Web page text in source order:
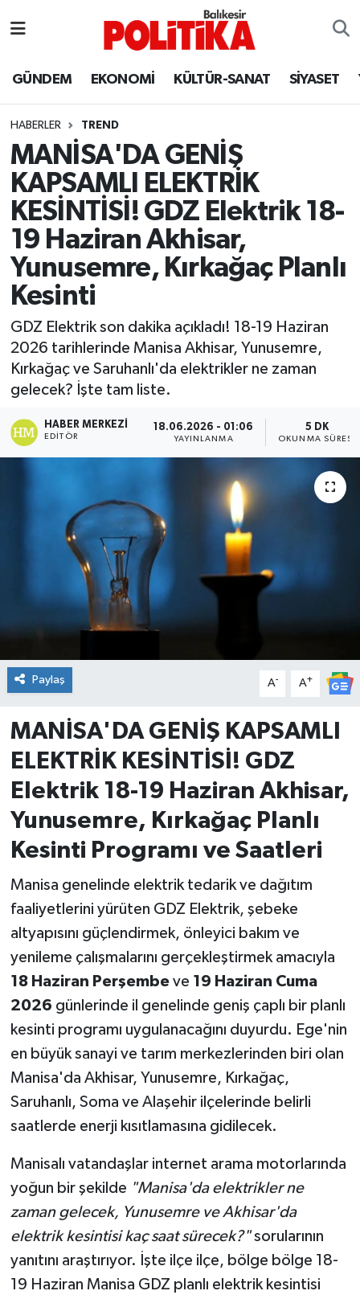
GÜNDEM EKONOMİ KÜLTÜR-SANAT SİYASET
HABERLER TREND
MANİSA'DA GENİŞ
KAPSAMLI ELEKTRİK
KESİNTİSİ! GDZ Elektrik 18-
19 Haziran Akhisar,
Yunusemre, Kırkağaç Planlı
Kesinti
GDZ Elektrik son dakika açıkladı! 18-19 Haziran
2026 tarihlerinde Manisa Akhisar, Yunusemre,
Kırkağaç ve Saruhanlı'da elektrikler ne zaman
gelecek? İşte tam liste.
HABER MERKEZI
EDITÖR
18.06.2026 - 01:06
YAYINLANMA
5 DK
OKUNMA SÜRESI
Paylaş A- A+
MANİSA'DA GENİŞ KAPSAMLI
ELEKTRİK KESİNTİSİ! GDZ
Elektrik 18-19 Haziran Akhisar,
Yunusemre, Kırkağaç Planlı
Kesinti Programı ve Saatleri
Manisa genelinde elektrik tedarik ve dağıtım
faaliyetlerini yürüten GDZ Elektrik, şebeke
altyapısını güçlendirmek, önleyici bakım ve
yenileme çalışmalarını gerçekleştirmek amacıyla
18 Haziran Perşembeve 19 Haziran Cuma
2026 günlerinde il genelinde geniş çaplı bir planlı
kesinti programı uygulanacağını duyurdu. Ege'nin
en büyük sanayi ve tarım merkezlerinden biri olan
Manisa'da Akhisar, Yunusemre, Kırkağaç,
Saruhanlı, Soma ve Alaşehir ilçelerinde belirli
saatlerde enerji kısıtlamasına gidilecek.
Manisalı vatandaşlar internet arama motorlarında
yoğun bir şekilde "Manisa'da elektrikler ne
zaman gelecek, Yunusemre ve Akhisar'da
elektrik kesintisi kaç saat sürecek?"sorularının
yanıtını araştırıyor. İşte ilçe ilçe, bölge bölge 18-
19 Haziran Manisa GDZ planlı elektrik kesintisi
Ayvalık
Balya
Bandırma
Bigadiç
BİYOGRAFİLER
Burhaniye
ÇEVRE
DÜNYA
Dursunbey
EĞİTİM
EKONOMİ
Gömeç
Gönen
Havran
İvrindi
KENT GÜNDEMİ
Kepsut
KÜLTÜR-SANAT
MAGAZİN
MANŞET
Manyas
OLAY
OTOMOTİV
Resmi İlanlar
SAĞLIK
Savaştepe
SİYASET
Balıkesir Hava Durumu
Balıkesir Namaz Vakitleri
Balıkesir Trafik Yoğunluk Haritası
Süper Lig Puan Durumu ve Fikstür
Tüm Manşetler
Son Dakika Haberleri
Haber Arşivi